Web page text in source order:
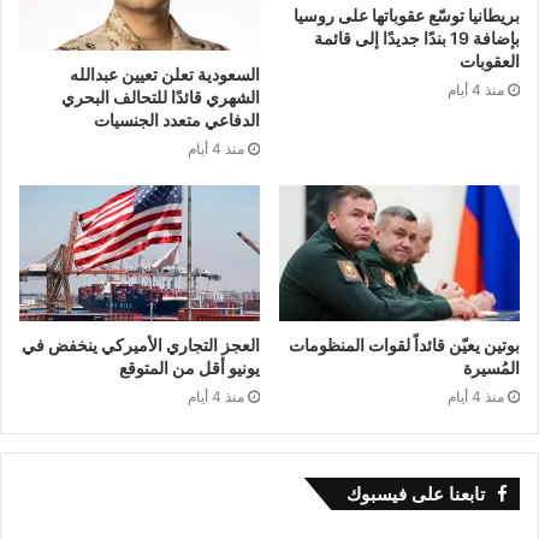
رضوان، بالتزامن مع قصف مدفعي عنيف للمنطقة
نفسها وإطلاق نار من طائرات مسيّرة، ما تسبب في
حالة من الهلع بين السكان وارتفاع حصيلة الجرحى.
هذا التصعيد الإسرائيلي يعكس انتقال المواجهة إلى
مرحلة أكثر خطورة، إذ تتزامن التهديدات العلنية من
تل أبيب مع دعم أميركي واضح، في ظل استمرار
المفاوضات المتعثرة حول ملف الرهائن ومحاولات
التوصل إلى هدنة. وفي المقابل، تؤكد مصادر
فلسطينية أن استهداف المدنيين والنازحين يفاقم
الكارثة الإنسانية في القطاع، حيث يواجه السكان
أوضاعاً قاسية في ظل تدمير واسع للبنية التحتية
بريطانيا توسّع عقوباتها على روسيا
بإضافة 19 بندًا جديدًا إلى قائمة
العقوبات
منذ 4 أيام
السعودية تعلن تعيين عبدالله
الشهري قائدًا للتحالف البحري
الدفاعي متعدد الجنسيات
منذ 4 أيام
بوتين يعيّن قائداً لقوات المنظومات
المُسيرة
منذ 4 أيام
العجز التجاري الأميركي ينخفض في
يونيو أقل من المتوقع
منذ 4 أيام
تابعنا على فيسبوك